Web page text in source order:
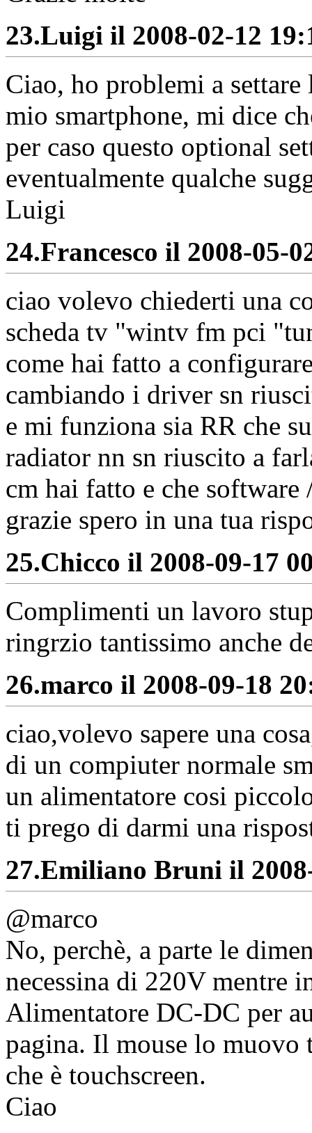
23.Luigi il 2008-02-12
Ciao, ho problemi a
mio smartphone, mi dice
per caso questo optional
eventualmente qualche
Luigi
24.Francesco il 2008-05-
ciao volevo chiederti una
scheda tv "wintv fm pci
come hai fatto a
cambiando i driver sn
e mi funziona sia RR che
radiator nn sn riuscito a
cm hai fatto e che
grazie spero in una tua
25.Chicco il 2008-09-17
Complimenti un lavoro
ringrzio tantissimo anche
26.marco il 2008-09-18
ciao,volevo sapere una
di un compiuter normale
un alimentatore cosi
ti prego di darmi una
27.Emiliano Bruni il
@marco
No, perchè, a parte le
necessina di 220V mentre
Alimentatore DC-DC per
pagina. Il mouse lo muovo
che è touchscreen.
Ciao